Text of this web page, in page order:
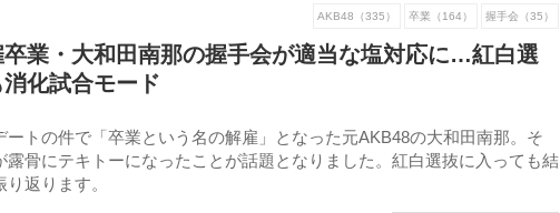
AKB48（335） 卒業（164） 握手会（35）
業・大和田南那の握手会が適当な塩対応に…紅白選
化試合モード
トの件で「卒業という名の解雇」となった元AKB48の大和田南那。そ
骨にテキトーになったことが話題となりました。紅白選抜に入っても結
返ります。